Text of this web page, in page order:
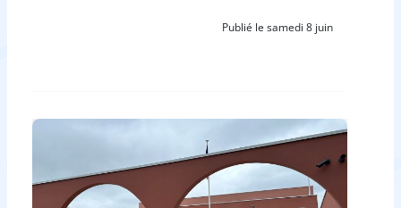
Publié le samedi 8 juin